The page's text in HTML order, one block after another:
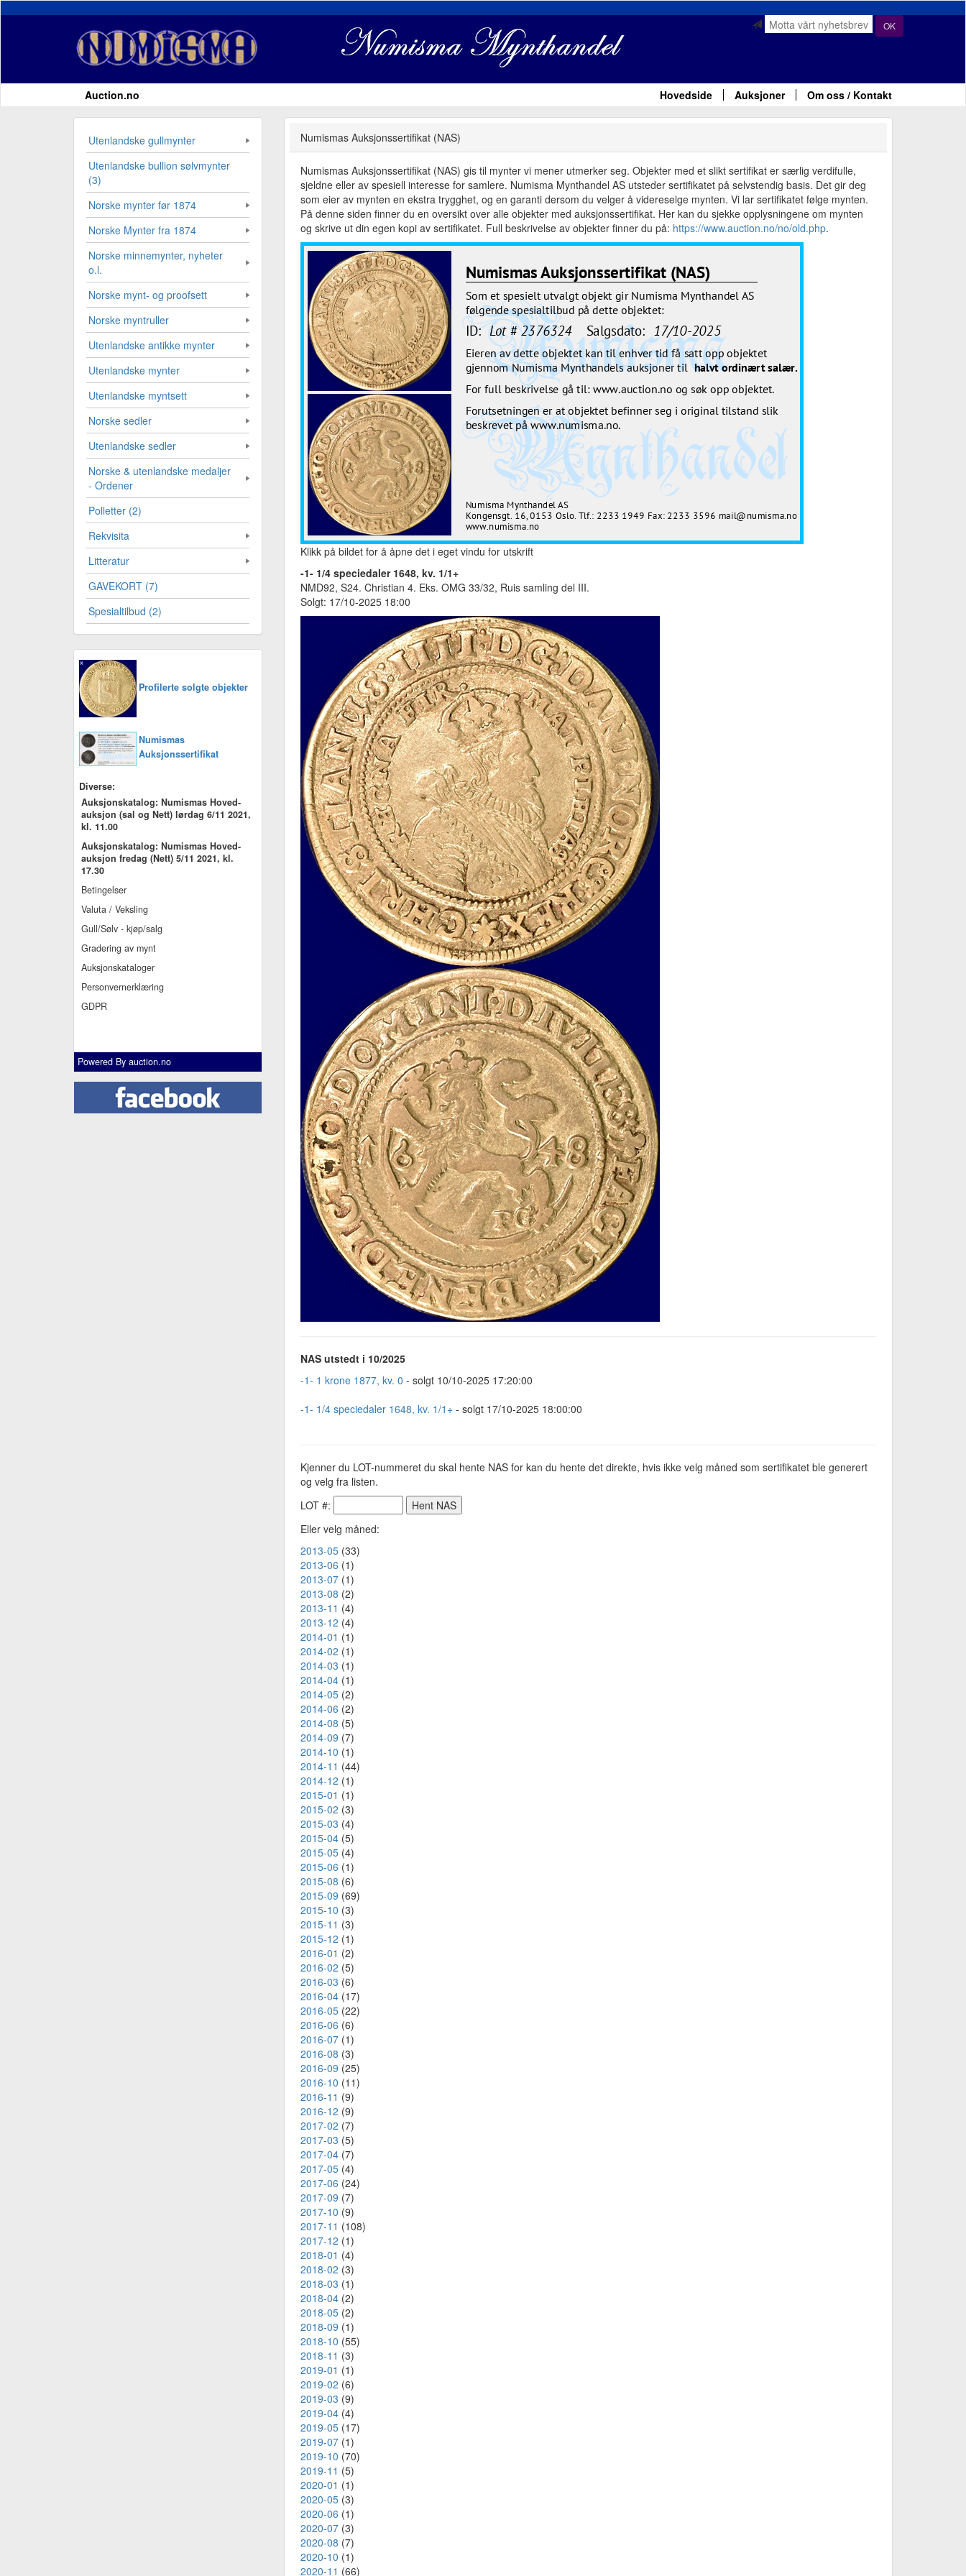
OK
Auction.no Hovedside Auksjoner Om oss / Kontakt
Utenlandske gullmynter
Utenlandske bullion sølvmynter
(3)
Norske mynter før 1874
Norske Mynter fra 1874
Norske minnemynter, nyheter
o.l.
Norske mynt- og proofsett
Norske myntruller
Utenlandske antikke mynter
Utenlandske mynter
Utenlandske myntsett
Norske sedler
Utenlandske sedler
Norske & utenlandske medaljer
- Ordener
Polletter (2)
Rekvisita
Litteratur
GAVEKORT (7)
Spesialtilbud (2)
Profilerte solgte objekter
Numismas
Auksjonssertifikat
Diverse:
Auksjonskatalog: Numismas Hoved-
auksjon (sal og Nett) lørdag 6/11 2021,
kl. 11.00
Auksjonskatalog: Numismas Hoved-
auksjon fredag (Nett) 5/11 2021, kl.
17.30
Betingelser
Valuta / Veksling
Gull/Sølv - kjøp/salg
Gradering av mynt
Auksjonskataloger
Personvernerklæring
GDPR
Powered By auction.no
Numismas Auksjonssertifikat (NAS)
Numismas Auksjonssertifikat (NAS) gis til mynter vi mener utmerker seg. Objekter med et slikt sertifikat er særlig verdifulle,
sjeldne eller av spesiell interesse for samlere. Numisma Mynthandel AS utsteder sertifikatet på selvstendig basis. Det gir deg
som eier av mynten en ekstra trygghet, og en garanti dersom du velger å videreselge mynten. Vi lar sertifikatet følge mynten.
På denne siden finner du en oversikt over alle objekter med auksjonssertifikat. Her kan du sjekke opplysningene om mynten
og skrive ut din egen kopi av sertifikatet. Full beskrivelse av objekter finner du på: https://www.auction.no/no/old.php.
Klikk på bildet for å åpne det i eget vindu for utskrift
-1- 1/4 speciedaler 1648, kv. 1/1+
NMD92, S24. Christian 4. Eks. OMG 33/32, Ruis samling del III.
Solgt: 17/10-2025 18:00
NAS utstedt i 10/2025
-1- 1 krone 1877, kv. 0 - solgt 10/10-2025 17:20:00
-1- 1/4 speciedaler 1648, kv. 1/1+- solgt 17/10-2025 18:00:00
Kjenner du LOT-nummeret du skal hente NAS for kan du hente det direkte, hvis ikke velg måned som sertifikatet ble generert
og velg fra listen.
LOT #:
Eller velg måned:
2013-05(33)
2013-06 (1)
2013-07(1)
2013-08 (2)
2013-11 (4)
2013-12 (4)
2014-01 (1)
2014-02 (1)
2014-03 (1)
2014-04(1)
2014-05(2)
2014-06 (2)
2014-08 (5)
2014-09 (7)
2014-10 (1)
2014-11 (44)
2014-12 (1)
2015-01 (1)
2015-02 (3)
2015-03 (4)
2015-04(5)
2015-05(4)
2015-06 (1)
2015-08 (6)
2015-09 (69)
2015-10 (3)
2015-11 (3)
2015-12 (1)
2016-01 (2)
2016-02 (5)
2016-03 (6)
2016-04(17)
2016-05(22)
2016-06 (6)
2016-07(1)
2016-08 (3)
2016-09 (25)
2016-10 (11)
2016-11 (9)
2016-12 (9)
2017-02 (7)
2017-03 (5)
2017-04(7)
2017-05(4)
2017-06 (24)
2017-09 (7)
2017-10 (9)
2017-11 (108)
2017-12 (1)
2018-01 (4)
2018-02 (3)
2018-03 (1)
2018-04(2)
2018-05(2)
2018-09 (1)
2018-10 (55)
2018-11 (3)
2019-01 (1)
2019-02 (6)
2019-03 (9)
2019-04(4)
2019-05(17)
2019-07(1)
2019-10 (70)
2019-11 (5)
2020-01 (1)
2020-05(3)
2020-06 (1)
2020-07(3)
2020-08 (7)
2020-10 (1)
2020-11 (66)